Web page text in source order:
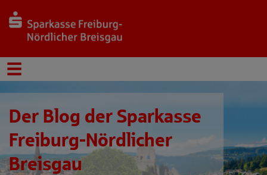
Der Blog der Sparkasse
Freiburg-Nördlicher
Breisgau